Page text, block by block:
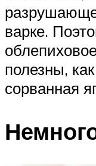
варке.
полезны,
сорванная